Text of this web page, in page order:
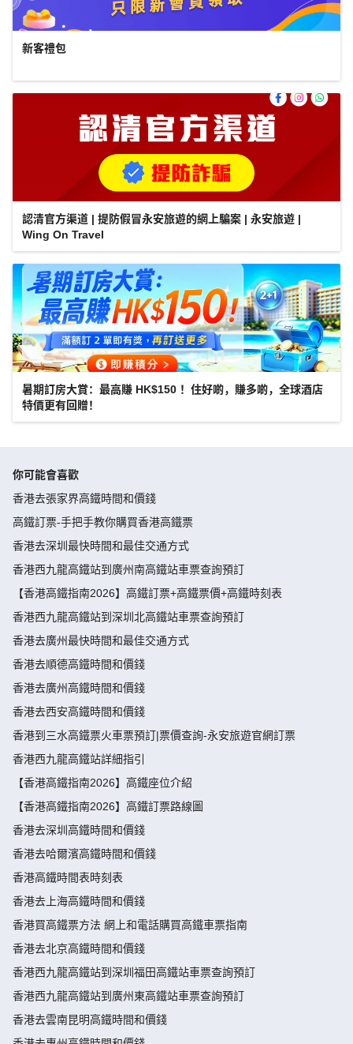
新客禮包
認清官方渠道 | 提防假冒永安旅遊的網上騙案 | 永安旅遊 |
Wing On Travel
暑期訂房大賞：最高賺 HK$150 ！住好啲，賺多啲，全球酒店
特價更有回贈！
你可能會喜歡
香港去張家界高鐵時間和價錢
高鐵訂票-手把手教你購買香港高鐵票
香港去深圳最快時間和最佳交通方式
香港西九龍高鐵站到廣州南高鐵站車票查詢預訂
【香港高鐵指南2026】高鐵訂票+高鐵票價+高鐵時刻表
香港西九龍高鐵站到深圳北高鐵站車票查詢預訂
香港去廣州最快時間和最佳交通方式
香港去順德高鐵時間和價錢
香港去廣州高鐵時間和價錢
香港去西安高鐵時間和價錢
香港到三水高鐵票火車票預訂|票價查詢-永安旅遊官網訂票
香港西九龍高鐵站詳細指引
【香港高鐵指南2026】高鐵座位介紹
【香港高鐵指南2026】高鐵訂票路線圖
香港去深圳高鐵時間和價錢
香港去哈爾濱高鐵時間和價錢
香港高鐵時間表時刻表
香港去上海高鐵時間和價錢
香港買高鐵票方法 網上和電話購買高鐵車票指南
香港去北京高鐵時間和價錢
香港西九龍高鐵站到深圳福田高鐵站車票查詢預訂
香港西九龍高鐵站到廣州東高鐵站車票查詢預訂
香港去雲南昆明高鐵時間和價錢